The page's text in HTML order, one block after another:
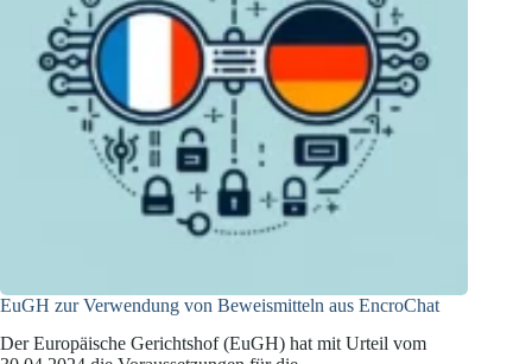
EuGH zur Verwendung von Beweismitteln aus EncroChat
Der Europäische Gerichtshof (EuGH) hat mit Urteil vom